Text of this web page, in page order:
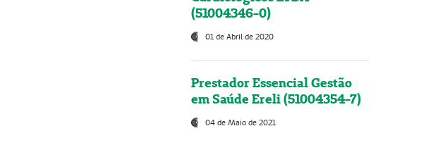
(51004346-0)
01 de Abril de 2020
Prestador Essencial Gestão
em Saúde Ereli (51004354-7)
04 de Maio de 2021